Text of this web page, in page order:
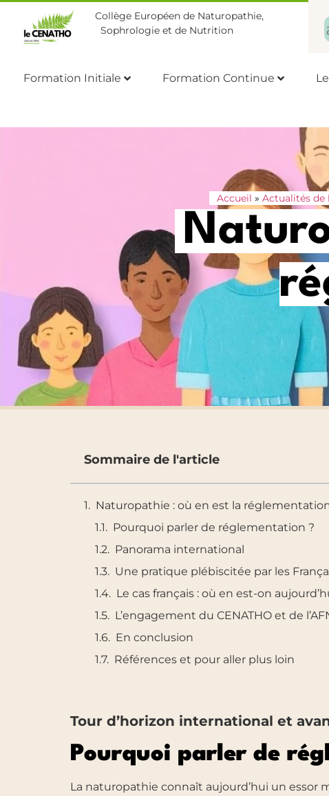
Collège Européen de Naturopathie,
Sophrologie et de Nutrition
Formation Initiale Formation Continue
Accueil » Actualités de
Sommaire de l'article
Naturopathie : où en est la
Pourquoi parler de réglementation ?
Panorama international
Une pratique plébiscitée par les
Le cas français : où en est-on
L’engagement du CENATHO et de
En conclusion
Références et pour aller plus loin
Tour d’horizon international et
Pourquoi parler de
La naturopathie connaît aujourd’hui un essor